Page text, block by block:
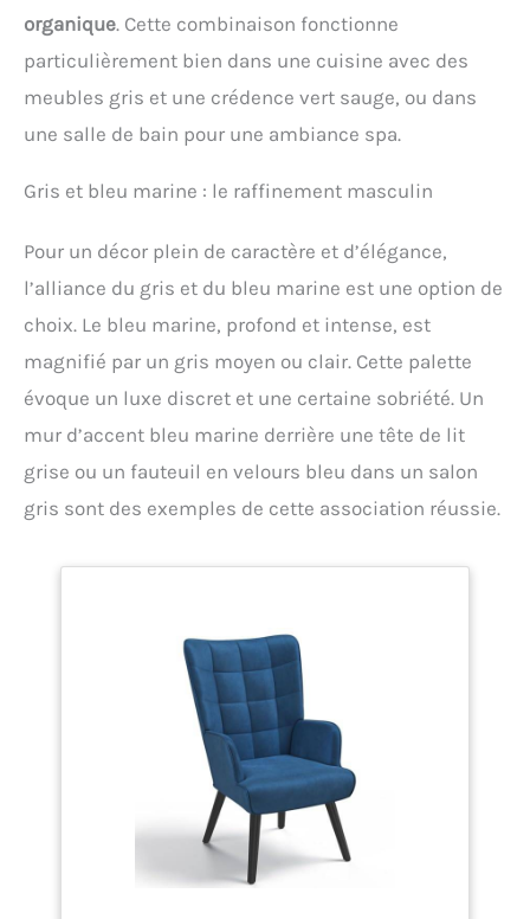
neutre, lavage en machine avec un sac à linge, ne
pas utiliser l'eau de javel et sécher naturellement.Si
contacter.TOPFINEL est toujours là pour vous.
organique. Cette combinaison fonctionne
particulièrement bien dans une cuisine avec des
meubles gris et une crédence vert sauge, ou dans
une salle de bain pour une ambiance spa.
Gris et bleu marine : le raffinement masculin
Pour un décor plein de caractère et d’élégance,
l’alliance du gris et du bleu marine est une option de
choix. Le bleu marine, profond et intense, est
magnifié par un gris moyen ou clair. Cette palette
évoque un luxe discret et une certaine sobriété. Un
mur d’accent bleu marine derrière une tête de lit
grise ou un fauteuil en velours bleu dans un salon
gris sont des exemples de cette association réussie.